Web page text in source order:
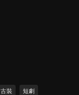
古裝 短劇